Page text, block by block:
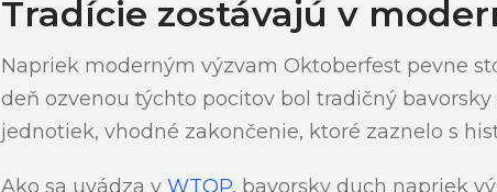
Tradície zostávajú v
Napriek moderným výzvam Oktoberfest pevne
deň ozvenou týchto pocitov bol tradičný
jednotiek, vhodné zakončenie, ktoré zaznelo s
Ako sa uvádza v WTOP, bavorsky duch napriek